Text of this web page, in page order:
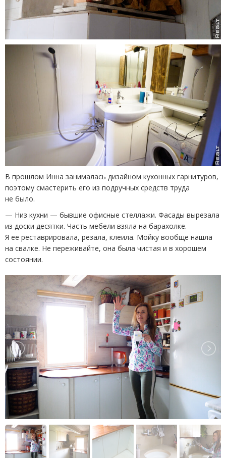
В прошлом Инна занималась дизайном кухонных гарнитуров,
поэтому смастерить его из подручных средств труда
не было.
— Низ кухни — бывшие офисные стеллажи. Фасады вырезала
из доски десятки. Часть мебели взяла на барахолке.
Я ее реставрировала, резала, клеила. Мойку вообще нашла
на свалке. Не переживайте, она была чистая и в хорошем
состоянии.